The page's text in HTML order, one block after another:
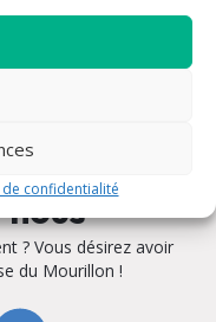
confidentialité
? Vous désirez avoir
du Mourillon !